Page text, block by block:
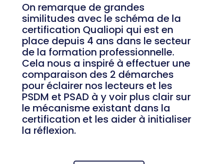
On remarque de grandes
similitudes avec le schéma de la
certification Qualiopi qui est en
place depuis 4 ans dans le secteur
de la formation professionnelle.
Cela nous a inspiré à effectuer une
comparaison des 2 démarches
pour éclairer nos lecteurs et les
PSDM et PSAD à y voir plus clair sur
le mécanisme existant dans la
certification et les aider à initialiser
la réflexion.